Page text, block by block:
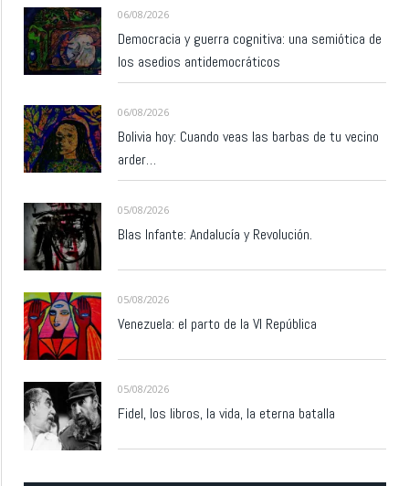
06/08/2026
Democracia y guerra cognitiva: una semiótica de
los asedios antidemocráticos
06/08/2026
Bolivia hoy: Cuando veas las barbas de tu vecino
arder…
05/08/2026
Blas Infante: Andalucía y Revolución.
05/08/2026
Venezuela: el parto de la VI República
05/08/2026
Fidel, los libros, la vida, la eterna batalla